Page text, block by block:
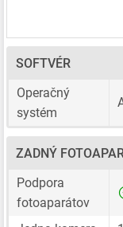
SOFTVÉR
Operačný
systém
ZADNÝ
Podpora
fotoaparátov